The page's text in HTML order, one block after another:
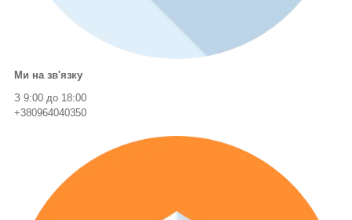
Ми на зв'язку
З 9:00 до 18:00
+380964040350